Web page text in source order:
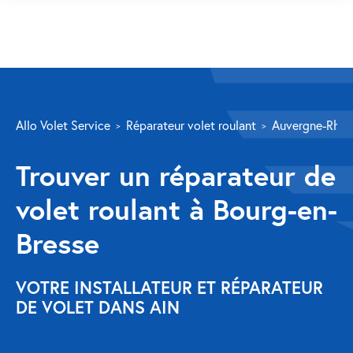
Volet roulant
Réparation
Volet roulant Velux
Au-delà de la fenêtre
Réparation store banne
Réparation portail
Allo Volet Service Réparateur volet roulant Auvergne-
Trouver un réparateur de
volet roulant à Bourg-en-
Bresse
VOTRE INSTALLATEUR ET RÉPARATEUR
DE VOLET DANS AIN